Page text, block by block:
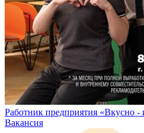
Работник предприятия «Вкусно -
Вакансия